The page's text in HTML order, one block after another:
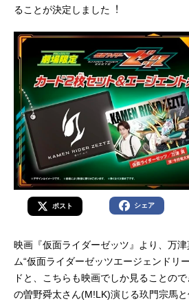
ることが決定しました︕
ポスト シェア
映画『仮面ライダーゼッツ』より、万
ム“仮面ライダーゼッツエージェンドリ
ドと、こちらも映画でしか見ることの
の曽野舜太さん(M!LK)演じる玖門宗馬